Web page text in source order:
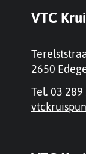
Contact
VTC
Adres
,2650
Tel. 03 289
E-